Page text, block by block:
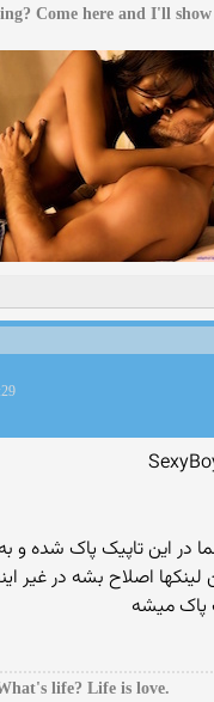
در این تاپیک پاک شده
لینکها اصلاح بشه در غیر
پاک میشه
.What's life? Life is love